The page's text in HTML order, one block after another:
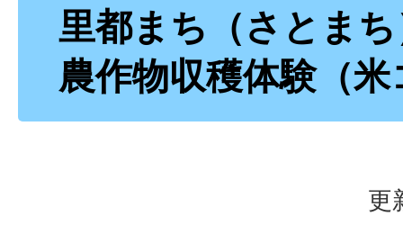
里都まち（さとま
農作物収穫体験（
更